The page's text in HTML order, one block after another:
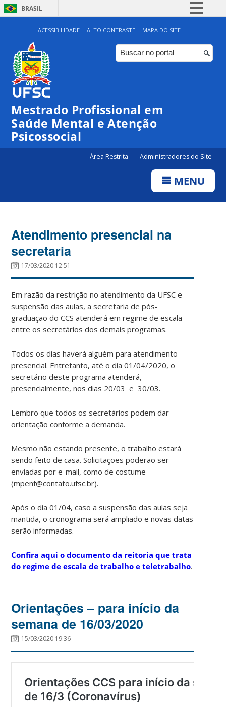
BRASIL
Simplifique!
Comunica BR
Participe
Canais
ACESSIBILIDADE ALTO CONTRASTE MAPA DO SITE
Mestrado Profissional em
Saúde Mental e Atenção
Psicossocial
Área Restrita Administradores do Site
MENU
Atendimento presencial na
secretaria
17/03/2020 12:51
Em razão da restrição no atendimento da UFSC e
suspensão das aulas, a secretaria de pós-
graduação do CCS atenderá em regime de escala
entre os secretários dos demais programas.
Todos os dias haverá alguém para atendimento
presencial. Entretanto, até o dia 01/04/2020, o
secretário deste programa atenderá,
presencialmente, nos dias 20/03 e 30/03.
Lembro que todos os secretários podem dar
orientação conforme a demanda.
Mesmo não estando presente, o trabalho estará
sendo feito de casa. Solicitações poderão ser
enviadas por e-mail, como de costume
(mpenf@contato.ufsc.br).
Após o dia 01/04, caso a suspensão das aulas seja
mantida, o cronograma será ampliado e novas datas
serão informadas.
Confira aqui o documento da reitoria que trata
do regime de escala de trabalho e teletrabalho.
Orientações – para início da
semana de 16/03/2020
15/03/2020 19:36